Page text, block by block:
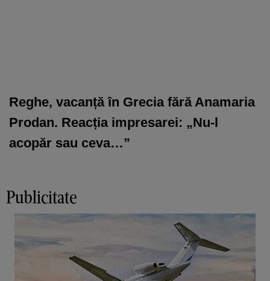
Reghe, vacanță în Grecia fără Anamaria
Prodan. Reacția impresarei: „Nu-l
acopăr sau ceva…”
Publicitate